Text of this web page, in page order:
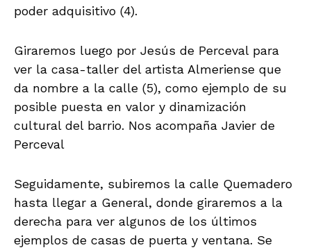
poder adquisitivo (4).
Giraremos luego por Jesús de Perceval para
ver la casa-taller del artista Almeriense que
da nombre a la calle (5), como ejemplo de su
posible puesta en valor y dinamización
cultural del barrio. Nos acompaña Javier de
Perceval
Seguidamente, subiremos la calle Quemadero
hasta llegar a General, donde giraremos a la
derecha para ver algunos de los últimos
ejemplos de casas de puerta y ventana. Se